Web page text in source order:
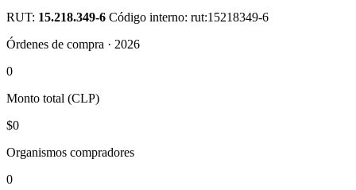
RUT: 15.218.349-6 Código interno: rut:15218349-6
Órdenes de compra · 2026
0
Monto total (CLP)
$0
Organismos compradores
0